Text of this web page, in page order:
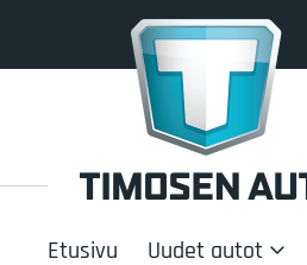
Etusivu Uudet autot